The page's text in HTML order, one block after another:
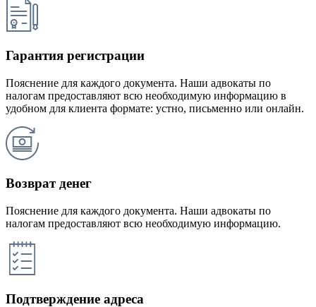
Гарантия регистрации
Пояснение для каждого документа. Наши адвокаты по
налогам предоставляют всю необходимую информацию в
удобном для клиента формате: устно, письменно или онлайн.
Возврат денег
Пояснение для каждого документа. Наши адвокаты по
налогам предоставляют всю необходимую информацию.
Подтверждение адреса